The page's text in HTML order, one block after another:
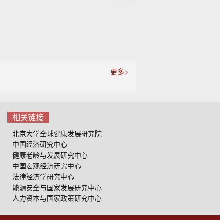
起
更多>
相关链接
北京大学全球健康发展研究院
中国经济研究中心
健康老龄与发展研究中心
中国宏观经济研究中心
法律经济学研究中心
能源安全与国家发展研究中心
人力资本与国家政策研究中心